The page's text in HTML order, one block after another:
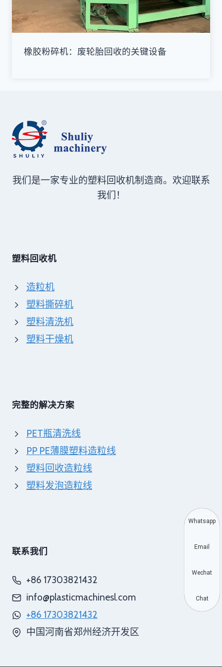
橡胶粉碎机：废轮胎回收的关键设备
我们是一家专业的塑料回收机制造商。欢迎联系
我们！
塑料回收机
造粒机
塑料撕碎机
塑料清洗机
塑料干燥机
完整的解决方案
PET瓶清洗线
PP PE薄膜塑料造粒线
塑料回收造粒线
塑料发泡造粒线
联系我们
+86 17303821432
info@plasticmachinesl.com
+86 17303821432
中国河南省郑州经济开发区
Whatsapp
Email
Wechat
Chat